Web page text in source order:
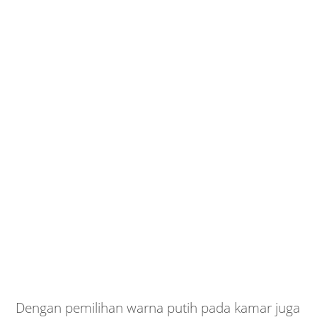
Dengan pemilihan warna putih pada kamar juga